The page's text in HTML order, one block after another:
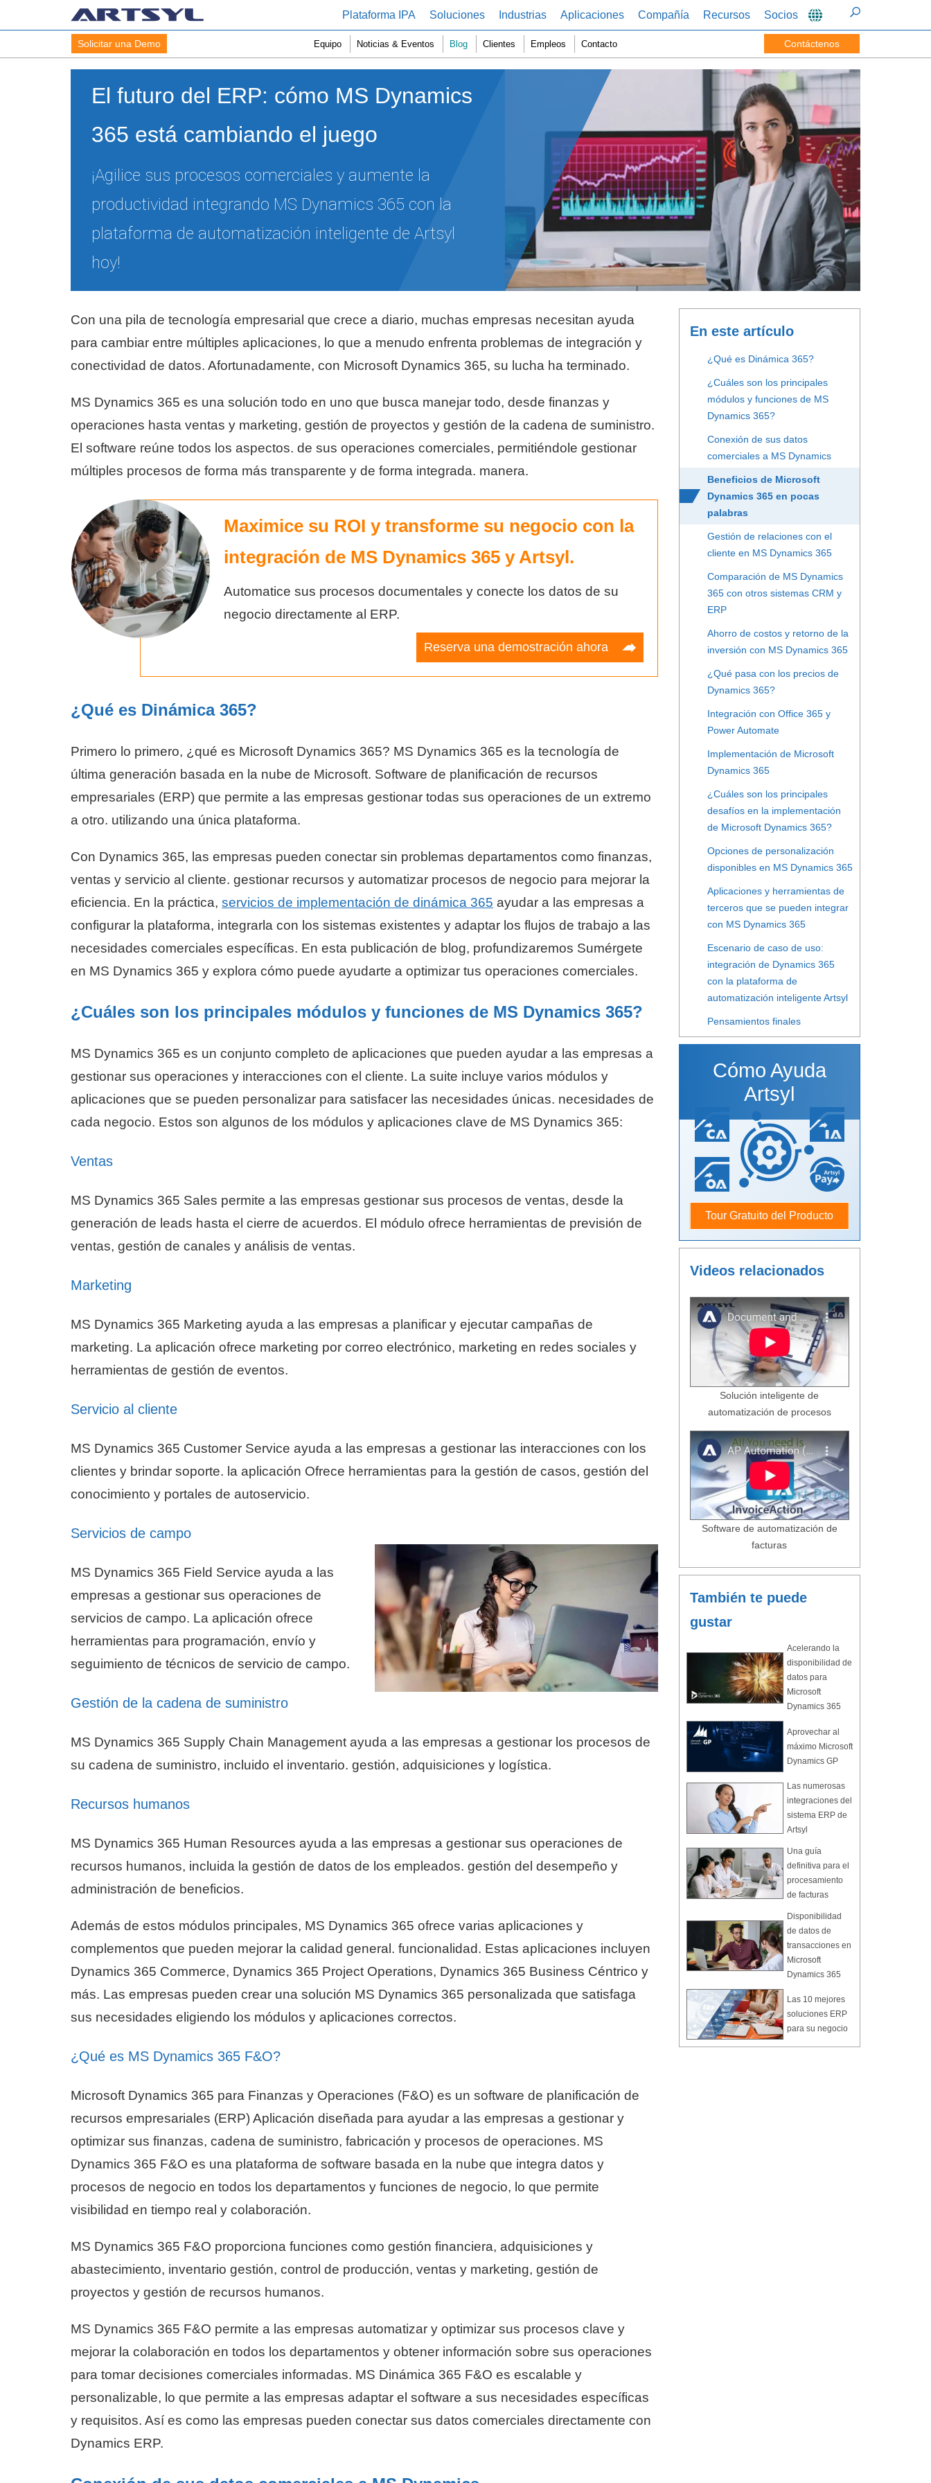
Solicitar una Demo Contáctenos
Plataforma IPA Soluciones Industrias Aplicaciones Compañía Recursos Socios
Equipo Noticias & Eventos Blog Clientes Empleos Contacto
El futuro del ERP: cómo MS Dynamics
365 está cambiando el juego
¡Agilice sus procesos comerciales y aumente la
productividad integrando MS Dynamics 365 con la
plataforma de automatización inteligente de Artsyl
hoy!
Con una pila de tecnología empresarial que crece a diario, muchas empresas necesitan ayuda
para cambiar entre múltiples aplicaciones, lo que a menudo enfrenta problemas de integración y
conectividad de datos. Afortunadamente, con Microsoft Dynamics 365, su lucha ha terminado.
MS Dynamics 365 es una solución todo en uno que busca manejar todo, desde finanzas y
operaciones hasta ventas y marketing, gestión de proyectos y gestión de la cadena de suministro.
El software reúne todos los aspectos. de sus operaciones comerciales, permitiéndole gestionar
múltiples procesos de forma más transparente y de forma integrada. manera.
Maximice su ROI y transforme su negocio con la
integración de MS Dynamics 365 y Artsyl.
Automatice sus procesos documentales y conecte los datos de su
negocio directamente al ERP.
Reserva una demostración ahora
¿Qué es Dinámica 365?
Primero lo primero, ¿qué es Microsoft Dynamics 365? MS Dynamics 365 es la tecnología de
última generación basada en la nube de Microsoft. Software de planificación de recursos
empresariales (ERP) que permite a las empresas gestionar todas sus operaciones de un extremo
a otro. utilizando una única plataforma.
Con Dynamics 365, las empresas pueden conectar sin problemas departamentos como finanzas,
ventas y servicio al cliente. gestionar recursos y automatizar procesos de negocio para mejorar la
eficiencia. En la práctica, servicios de implementación de dinámica 365 ayudar a las empresas a
configurar la plataforma, integrarla con los sistemas existentes y adaptar los flujos de trabajo a las
necesidades comerciales específicas. En esta publicación de blog, profundizaremos Sumérgete
en MS Dynamics 365 y explora cómo puede ayudarte a optimizar tus operaciones comerciales.
¿Cuáles son los principales módulos y funciones de MS Dynamics 365?
MS Dynamics 365 es un conjunto completo de aplicaciones que pueden ayudar a las empresas a
gestionar sus operaciones y interacciones con el cliente. La suite incluye varios módulos y
aplicaciones que se pueden personalizar para satisfacer las necesidades únicas. necesidades de
cada negocio. Estos son algunos de los módulos y aplicaciones clave de MS Dynamics 365:
Ventas
MS Dynamics 365 Sales permite a las empresas gestionar sus procesos de ventas, desde la
generación de leads hasta el cierre de acuerdos. El módulo ofrece herramientas de previsión de
ventas, gestión de canales y análisis de ventas.
Marketing
MS Dynamics 365 Marketing ayuda a las empresas a planificar y ejecutar campañas de
marketing. La aplicación ofrece marketing por correo electrónico, marketing en redes sociales y
herramientas de gestión de eventos.
Servicio al cliente
MS Dynamics 365 Customer Service ayuda a las empresas a gestionar las interacciones con los
clientes y brindar soporte. la aplicación Ofrece herramientas para la gestión de casos, gestión del
conocimiento y portales de autoservicio.
Servicios de campo
MS Dynamics 365 Field Service ayuda a las
empresas a gestionar sus operaciones de
servicios de campo. La aplicación ofrece
herramientas para programación, envío y
seguimiento de técnicos de servicio de campo.
Gestión de la cadena de suministro
MS Dynamics 365 Supply Chain Management ayuda a las empresas a gestionar los procesos de
su cadena de suministro, incluido el inventario. gestión, adquisiciones y logística.
Recursos humanos
MS Dynamics 365 Human Resources ayuda a las empresas a gestionar sus operaciones de
recursos humanos, incluida la gestión de datos de los empleados. gestión del desempeño y
administración de beneficios.
Además de estos módulos principales, MS Dynamics 365 ofrece varias aplicaciones y
complementos que pueden mejorar la calidad general. funcionalidad. Estas aplicaciones incluyen
Dynamics 365 Commerce, Dynamics 365 Project Operations, Dynamics 365 Business Céntrico y
más. Las empresas pueden crear una solución MS Dynamics 365 personalizada que satisfaga
sus necesidades eligiendo los módulos y aplicaciones correctos.
¿Qué es MS Dynamics 365 F&O?
Microsoft Dynamics 365 para Finanzas y Operaciones (F&O) es un software de planificación de
recursos empresariales (ERP) Aplicación diseñada para ayudar a las empresas a gestionar y
optimizar sus finanzas, cadena de suministro, fabricación y procesos de operaciones. MS
Dynamics 365 F&O es una plataforma de software basada en la nube que integra datos y
procesos de negocio en todos los departamentos y funciones de negocio, lo que permite
visibilidad en tiempo real y colaboración.
MS Dynamics 365 F&O proporciona funciones como gestión financiera, adquisiciones y
abastecimiento, inventario gestión, control de producción, ventas y marketing, gestión de
proyectos y gestión de recursos humanos.
MS Dynamics 365 F&O permite a las empresas automatizar y optimizar sus procesos clave y
mejorar la colaboración en todos los departamentos y obtener información sobre sus operaciones
para tomar decisiones comerciales informadas. MS Dinámica 365 F&O es escalable y
personalizable, lo que permite a las empresas adaptar el software a sus necesidades específicas
y requisitos. Así es como las empresas pueden conectar sus datos comerciales directamente con
Dynamics ERP.
Cómo Ayuda
Artsyl
Tour Gratuito del Producto
En este artículo
¿Qué es Dinámica 365?
¿Cuáles son los principales
módulos y funciones de MS
Dynamics 365?
Conexión de sus datos
comerciales a MS Dynamics
Beneficios de Microsoft
Dynamics 365 en pocas
palabras
Gestión de relaciones con el
cliente en MS Dynamics 365
Comparación de MS Dynamics
365 con otros sistemas CRM y
ERP
Ahorro de costos y retorno de la
inversión con MS Dynamics 365
¿Qué pasa con los precios de
Dynamics 365?
Integración con Office 365 y
Power Automate
Implementación de Microsoft
Dynamics 365
¿Cuáles son los principales
desafíos en la implementación
de Microsoft Dynamics 365?
Opciones de personalización
disponibles en MS Dynamics 365
Aplicaciones y herramientas de
terceros que se pueden integrar
con MS Dynamics 365
Escenario de caso de uso:
integración de Dynamics 365
con la plataforma de
automatización inteligente Artsyl
Pensamientos finales
Videos relacionados
Solución inteligente de
automatización de procesos
Software de automatización de
facturas
También te puede
gustar
Acelerando la
disponibilidad de
datos para
Microsoft
Dynamics 365
Aprovechar al
máximo Microsoft
Dynamics GP
Las numerosas
integraciones del
sistema ERP de
Artsyl
Una guía
definitiva para el
procesamiento
de facturas
Disponibilidad
de datos de
transacciones en
Microsoft
Dynamics 365
Las 10 mejores
soluciones ERP
para su negocio